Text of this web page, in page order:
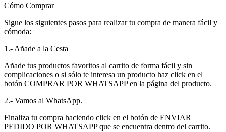
Cómo Comprar
Sigue los siguientes pasos para realizar tu compra de manera fácil y
cómoda:
1.- Añade a la Cesta
Añade tus productos favoritos al carrito de forma fácil y sin
complicaciones o si sólo te interesa un producto haz click en el
botón COMPRAR POR WHATSAPP en la página del producto.
2.- Vamos al WhatsApp.
Finaliza tu compra haciendo click en el botón de ENVIAR
PEDIDO POR WHATSAPP que se encuentra dentro del carrito.